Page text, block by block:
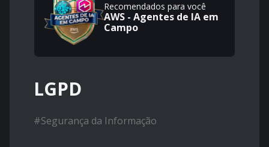
Recomendados para você
AWS - Agentes de IA em
Campo
LGPD
#Segurança da Informação